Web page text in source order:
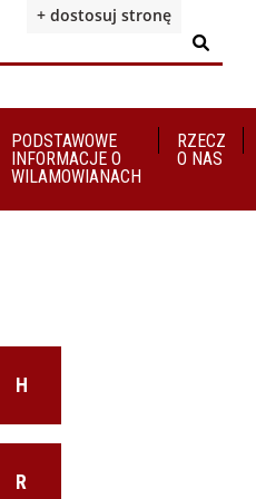
+ dostosuj stronę

​​​​​​​PODSTAWOWE
INFORMACJE O
WILAMOWIANACH
RZECZ
O NAS
H
R